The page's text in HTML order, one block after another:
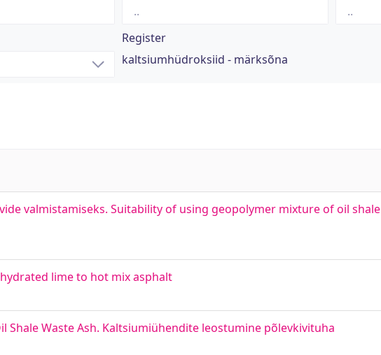
Register
kaltsiumhüdroksiid - märksõna
valmistamiseks. Suitability of using geopolymer mixture of oil shale
lime to hot mix asphalt
Shale Waste Ash. Kaltsiumiühendite leostumine põlevkivituha